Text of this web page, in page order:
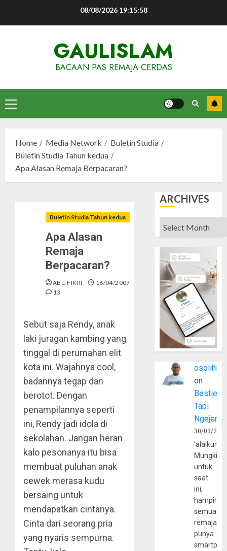
08/08/2026 19:15:59
GAULISLAM
BACAAN PAS REMAJA CERDAS
Primary
Menu
Home Media Network
Buletin Studia
Buletin Studia Tahun kedua
Apa Alasan Remaja Berpacaran?
Buletin Studia Tahun kedua
Apa Alasan
Remaja
Berpacaran?
ABU FIKRI
16/04/2007
13
Sebut saja Rendy, anak
laki juragan kambing yang
tinggal di perumahan elit
kota ini. Wajahnya cool,
badannya tegap dan
berotot. Dengan
penampilannya seperti
ini, Rendy jadi idola di
sekolahan. Jangan heran
kalo pesonanya itu bisa
membuat puluhan anak
cewek merasa kudu
bersaing untuk
mendapatkan cintanya.
Cinta dari seorang pria
yang nyaris sempurna.
ARCHIVES
Archives
osolihin
on
Bestie
Tapi
30/03/
Mungkin
untuk
saat
ini,
hampir
semua
remaja
punya